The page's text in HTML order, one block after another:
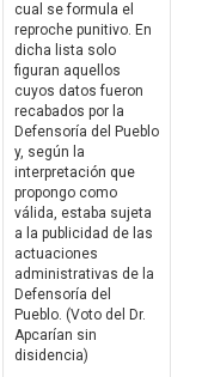
cual se formula el
reproche punitivo. En
dicha lista solo
figuran aquellos
cuyos datos fueron
recabados por la
Defensoría del Pueblo
y, según la
interpretación que
propongo como
válida, estaba sujeta
a la publicidad de las
actuaciones
administrativas de la
Defensoría del
Pueblo. (Voto del Dr.
Apcarían sin
disidencia)